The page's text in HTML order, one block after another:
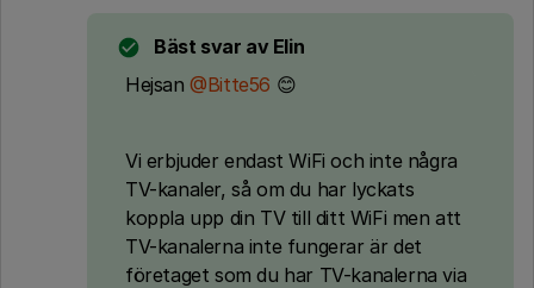
Bäst svar av Elin
Hejsan@Bitte56 😊
Vi erbjuder endast WiFi och inte några
TV-kanaler, så om du har lyckats
koppla upp din TV till ditt WiFi men att
TV-kanalerna inte fungerar är det
företaget som du har TV-kanalerna via